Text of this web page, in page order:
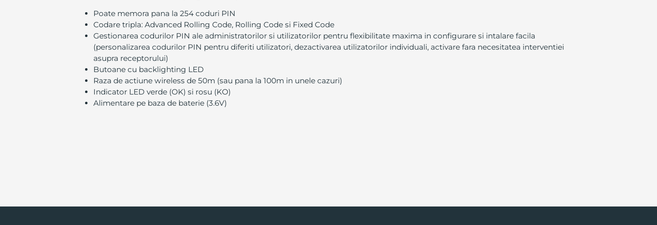
Poate memora pana la 254 coduri PIN
Codare tripla: Advanced Rolling Code, Rolling Code si Fixed Code
Gestionarea codurilor PIN ale administratorilor si utilizatorilor pentru flexibilitate maxima in configurare si intalare facila
(personalizarea codurilor PIN pentru diferiti utilizatori, dezactivarea utilizatorilor individuali, activare fara necesitatea interventiei
asupra receptorului)
Butoane cu backlighting LED
Raza de actiune wireless de 50m (sau pana la 100m in unele cazuri)
Indicator LED verde (OK) si rosu (KO)
Alimentare pe baza de baterie (3.6V)